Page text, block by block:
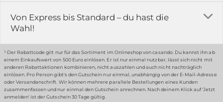
Widerrufsrecht
Datenschutz-Einstellung
Erklärung zur Barrierefreiheit
Karriere
Gewerbekunden
Grounding Page
51789 Lindlar
Hinweis:
… oder in unserem Fachmarkt
Von Express bis Standard – du hast die
Wahl!
¹ Der Rabattcode gilt nur für das Sortiment im Onlineshop von casando. Du kannst ihn ab
einem Einkaufswert von 500 Euro einlösen. Er ist nur einmal nutzbar, lässt sich nicht mit
anderen Rabattaktionen kombinieren, nicht auszahlen und auch nicht nachträglich
einlösen. Pro Person gibt's den Gutschein nur einmal, unabhängig von der E-Mail-Adresse
oder Versandanschrift. Wir können mehrere parallele Bestellungen eines Kunden
zusammenfassen und nur einmal den Gutschein anrechnen. Nach deinem Klick auf 'Jetzt
anmelden' ist der Gutschein 30 Tage gültig.